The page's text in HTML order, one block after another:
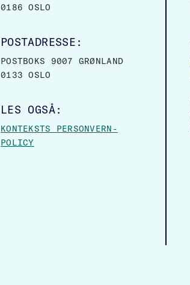
0186 OSLO
POSTADRESSE:
POSTBOKS 9007 GRØNLAND
0133 OSLO
LES OGSÅ:
KONTEKSTS PERSONVERN-
POLICY